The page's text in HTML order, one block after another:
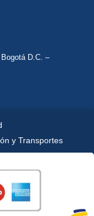
D.C. –
y Transportes